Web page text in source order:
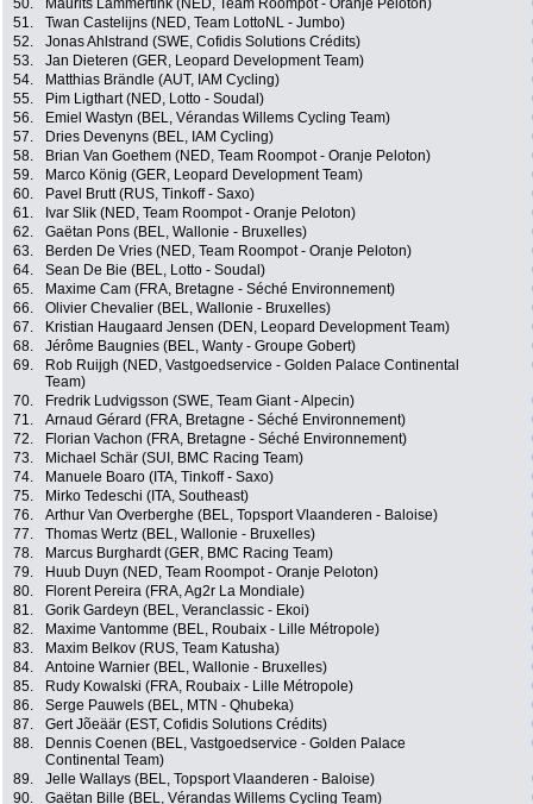
50.
Maurits Lammertink (NED, Team Roompot - Oranje Peloton)
51.
Twan Castelijns (NED, Team LottoNL - Jumbo)
52.
Jonas Ahlstrand (SWE, Cofidis Solutions Crédits)
53.
Jan Dieteren (GER, Leopard Development Team)
54.
Matthias Brändle (AUT, IAM Cycling)
55.
Pim Ligthart (NED, Lotto - Soudal)
56.
Emiel Wastyn (BEL, Vérandas Willems Cycling Team)
57.
Dries Devenyns (BEL, IAM Cycling)
58.
Brian Van Goethem (NED, Team Roompot - Oranje Peloton)
59.
Marco König (GER, Leopard Development Team)
60.
Pavel Brutt (RUS, Tinkoff - Saxo)
61.
Ivar Slik (NED, Team Roompot - Oranje Peloton)
62.
Gaëtan Pons (BEL, Wallonie - Bruxelles)
63.
Berden De Vries (NED, Team Roompot - Oranje Peloton)
64.
Sean De Bie (BEL, Lotto - Soudal)
65.
Maxime Cam (FRA, Bretagne - Séché Environnement)
66.
Olivier Chevalier (BEL, Wallonie - Bruxelles)
67.
Kristian Haugaard Jensen (DEN, Leopard Development Team)
68.
Jérôme Baugnies (BEL, Wanty - Groupe Gobert)
69.
Rob Ruijgh (NED, Vastgoedservice - Golden Palace Continental
Team)
70. Fredrik Ludvigsson (SWE, Team Giant - Alpecin)
71.
Arnaud Gérard (FRA, Bretagne - Séché Environnement)
72.
Florian Vachon (FRA, Bretagne - Séché Environnement)
73.
Michael Schär (SUI, BMC Racing Team)
74.
Manuele Boaro (ITA, Tinkoff - Saxo)
75.
Mirko Tedeschi (ITA, Southeast)
76.
Arthur Van Overberghe (BEL, Topsport Vlaanderen - Baloise)
77.
Thomas Wertz (BEL, Wallonie - Bruxelles)
78.
Marcus Burghardt (GER, BMC Racing Team)
79.
Huub Duyn (NED, Team Roompot - Oranje Peloton)
80.
Florent Pereira (FRA, Ag2r La Mondiale)
81.
Gorik Gardeyn (BEL, Veranclassic - Ekoi)
82.
Maxime Vantomme (BEL, Roubaix - Lille Métropole)
83.
Maxim Belkov (RUS, Team Katusha)
84.
Antoine Warnier (BEL, Wallonie - Bruxelles)
85.
Rudy Kowalski (FRA, Roubaix - Lille Métropole)
86.
Serge Pauwels (BEL, MTN - Qhubeka)
87.
Gert Jõeäär (EST, Cofidis Solutions Crédits)
88.
Dennis Coenen (BEL, Vastgoedservice - Golden Palace
Continental Team)
89. Jelle Wallays (BEL, Topsport Vlaanderen - Baloise)
90.
Gaëtan Bille (BEL, Vérandas Willems Cycling Team)